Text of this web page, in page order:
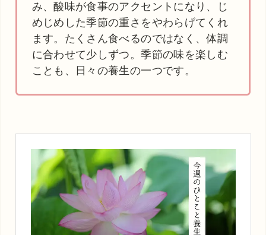
み、酸味が食事のアクセントになり、じ
めじめした季節の重さをやわらげてくれ
ます。たくさん食べるのではなく、体調
に合わせて少しずつ。季節の味を楽しむ
ことも、日々の養生の一つです。